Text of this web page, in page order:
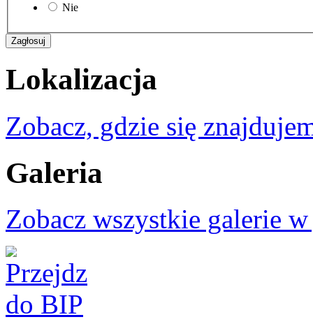
Nie
Lokalizacja
Zobacz, gdzie się
Galeria
Zobacz wszystkie galerie